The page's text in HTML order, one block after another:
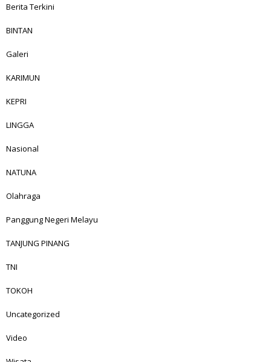
Berita Terkini
BINTAN
Galeri
KARIMUN
KEPRI
LINGGA
Nasional
NATUNA
Olahraga
Panggung Negeri Melayu
TANJUNG PINANG
TNI
TOKOH
Uncategorized
Video